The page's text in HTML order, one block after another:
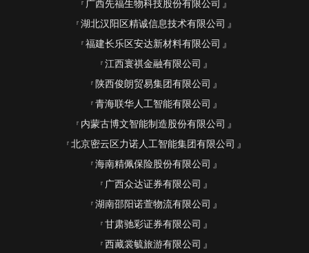
广西先福生物科技股份有限公司
湖北汉阳区精诚信息技术有限公司
福建长乐区安达新材料有限公司
江西寰祺金融有限公司
陕西俊朗贸易集团有限公司
青海联华人工智能有限公司
内蒙古博文智能制造股份有限公司
北京密云区力诺人工智能集团有限公司
海南精佩保险股份有限公司
广西众达证券有限公司
湖南邵阳诺萱物流有限公司
甘肃驰彩证券有限公司
西藏裳毓旅游有限公司